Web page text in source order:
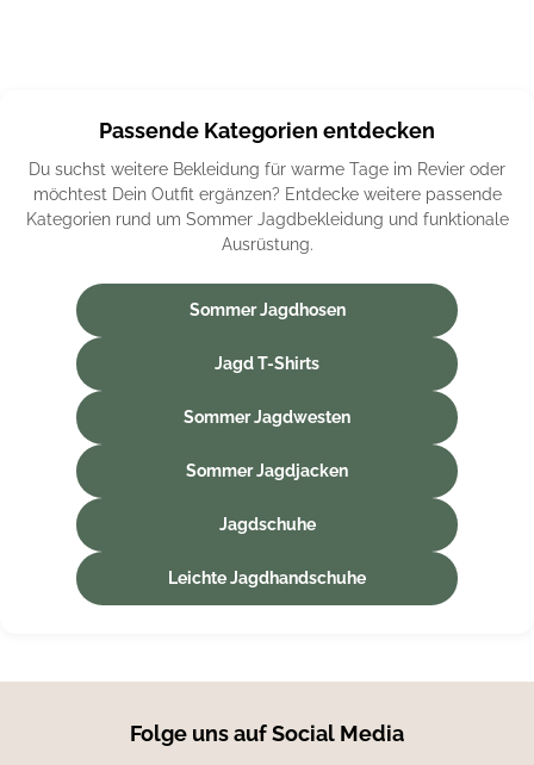
Passende Kategorien entdecken
Du suchst weitere Bekleidung für warme Tage im Revier oder
möchtest Dein Outfit ergänzen? Entdecke weitere passende
Kategorien rund um Sommer Jagdbekleidung und funktionale
Ausrüstung.
Sommer Jagdhosen
Jagd T-Shirts
Sommer Jagdwesten
Sommer Jagdjacken
Jagdschuhe
Leichte Jagdhandschuhe
Folge uns auf Social Media